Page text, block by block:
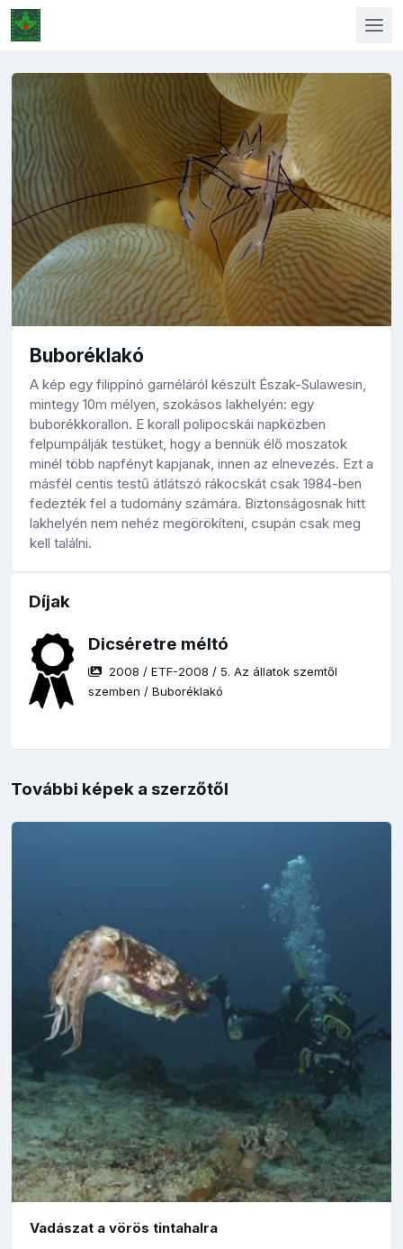
Buboréklakó
A kép egy filippínó garnéláról készült Észak-Sulawesin,
mintegy 10m mélyen, szokásos lakhelyén: egy
buborékkorallon. E korall polipocskái napközben
felpumpálják testüket, hogy a bennük élő moszatok
minél több napfényt kapjanak, innen az elnevezés. Ezt a
másfél centis testű átlátszó rákocskát csak 1984-ben
fedezték fel a tudomány számára. Biztonságosnak hitt
lakhelyén nem nehéz megörökíteni, csupán csak meg
kell találni.
Díjak
Dicséretre méltó
2008 /ETF-2008 / 5. Az állatok szemtől
szemben /Buboréklakó
További képek a szerzőtől
Vadászat a vörös tintahalra